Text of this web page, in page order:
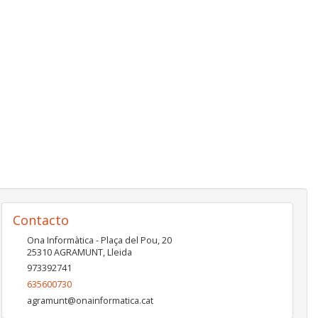
Contacto
Ona Informàtica - Plaça del Pou, 20
25310AGRAMUNT,Lleida
973392741
635600730
agramunt@onainformatica.cat